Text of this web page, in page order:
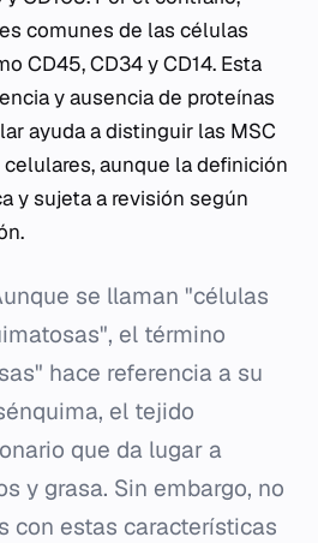
comunes de las células
CD45, CD34 y CD14. Esta
y ausencia de proteínas
ayuda a distinguir las MSC
aunque la definición
y sujeta a revisión según
se llaman "células
el término
hace referencia a su
el tejido
que da lugar a
y grasa. Sin embargo, no
con estas características